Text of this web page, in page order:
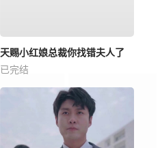
天赐小红娘总裁你找错夫人了
已完结